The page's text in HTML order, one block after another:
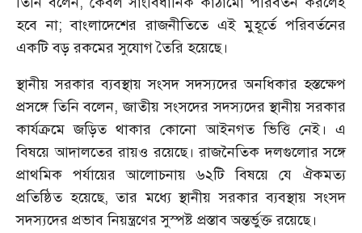
হবে না; বাংলাদেশের রাজনীতিতে এই মুহূর্তে পরিবর্তনের
একটি বড় রকমের সুযোগ তৈরি হয়েছে।
স্থানীয় সরকার ব্যবস্থায় সংসদ সদস্যদের অনধিকার হস্তক্ষেপ
প্রসঙ্গে তিনি বলেন, জাতীয় সংসদের সদস্যদের স্থানীয় সরকার
কার্যক্রমে জড়িত থাকার কোনো আইনগত ভিত্তি নেই। এ
বিষয়ে আদালতের রায়ও রয়েছে। রাজনৈতিক দলগুলোর সঙ্গে
প্রাথমিক পর্যায়ের আলোচনায় ৬২টি বিষয়ে যে ঐকমত্য
প্রতিষ্ঠিত হয়েছে, তার মধ্যে স্থানীয় সরকার ব্যবস্থায় সংসদ
সদস্যদের প্রভাব নিয়ন্ত্রণের সুস্পষ্ট প্রস্তাব অন্তর্ভুক্ত রয়েছে।